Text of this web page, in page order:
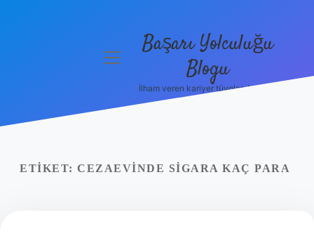
menüyüBaşarı Yolculuğu
Blogu
İlham veren kariyer tüyoları burada!
ETIKET: CEZAEVINDE SIGARA KAÇ PARA